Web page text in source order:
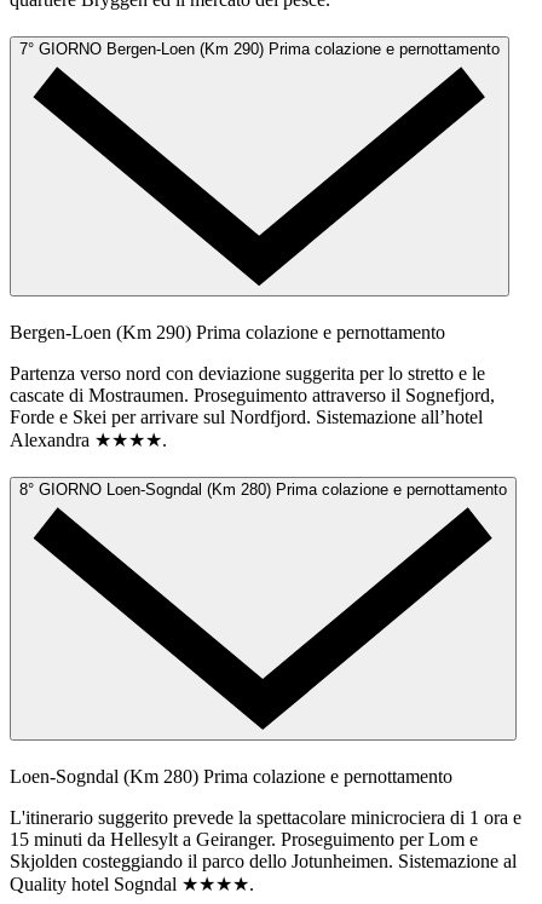
7° GIORNO Bergen-Loen (Km 290) Prima colazione e pernottamento
Bergen-Loen (Km 290) Prima colazione e pernottamento
Partenza verso nord con deviazione suggerita per lo stretto e le
cascate di Mostraumen. Proseguimento attraverso il Sognefjord,
Forde e Skei per arrivare sul Nordfjord. Sistemazione all’hotel
Alexandra ★★★★.
8° GIORNO Loen-Sogndal (Km 280) Prima colazione e pernottamento
Loen-Sogndal (Km 280) Prima colazione e pernottamento
L'itinerario suggerito prevede la spettacolare minicrociera di 1 ora e
15 minuti da Hellesylt a Geiranger. Proseguimento per Lom e
Skjolden costeggiando il parco dello Jotunheimen. Sistemazione al
Quality hotel Sogndal ★★★★.